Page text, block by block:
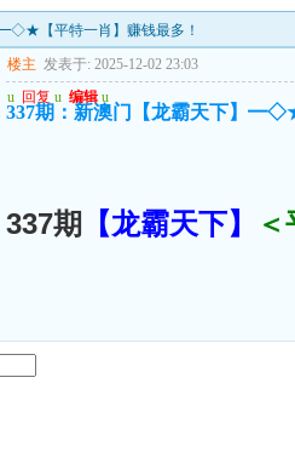
【平特一肖】赚钱最多！
楼主 发表于: 2025-12-02 23:03
u 回复 u 编辑 u
337期：新澳门【龙霸天下】
337期 【龙霸天下】